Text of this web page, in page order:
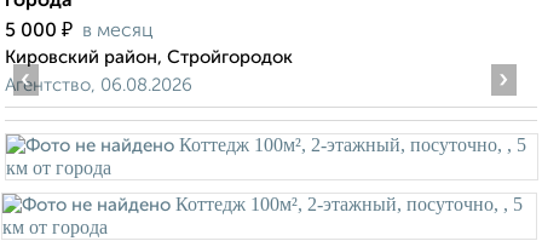
5 000 ₽ в месяц
Кировский район, Стройгородок
Агентство, 06.08.2026
‹ ›